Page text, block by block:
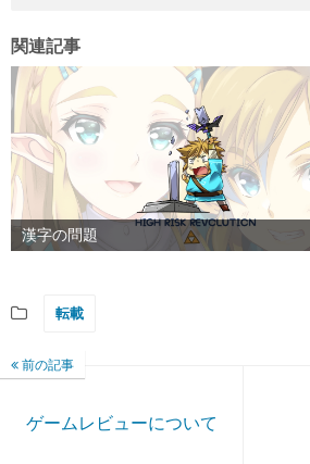
関連記事
漢字の問題
転載
前の記事
ゲームレビューについて